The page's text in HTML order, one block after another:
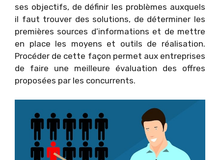
ses objectifs, de définir les problèmes auxquels
il faut trouver des solutions, de déterminer les
premières sources d’informations et de mettre
en place les moyens et outils de réalisation.
Procéder de cette façon permet aux entreprises
de faire une meilleure évaluation des offres
proposées par les concurrents.